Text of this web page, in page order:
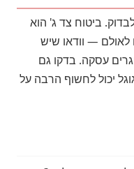
ביטוח צד ג' הוא
— וודאו שיש
עסקה. בדקו גם
יכול לחשוף הרבה על